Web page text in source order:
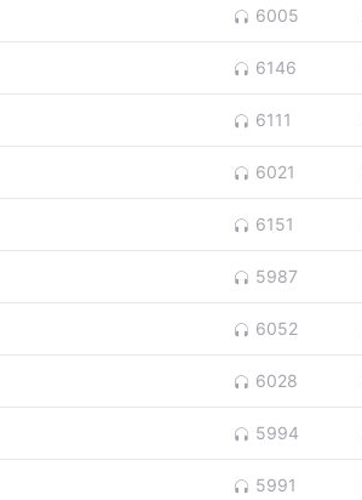
6005
6146
6111
6021
6151
5987
6052
6028
5994
5991